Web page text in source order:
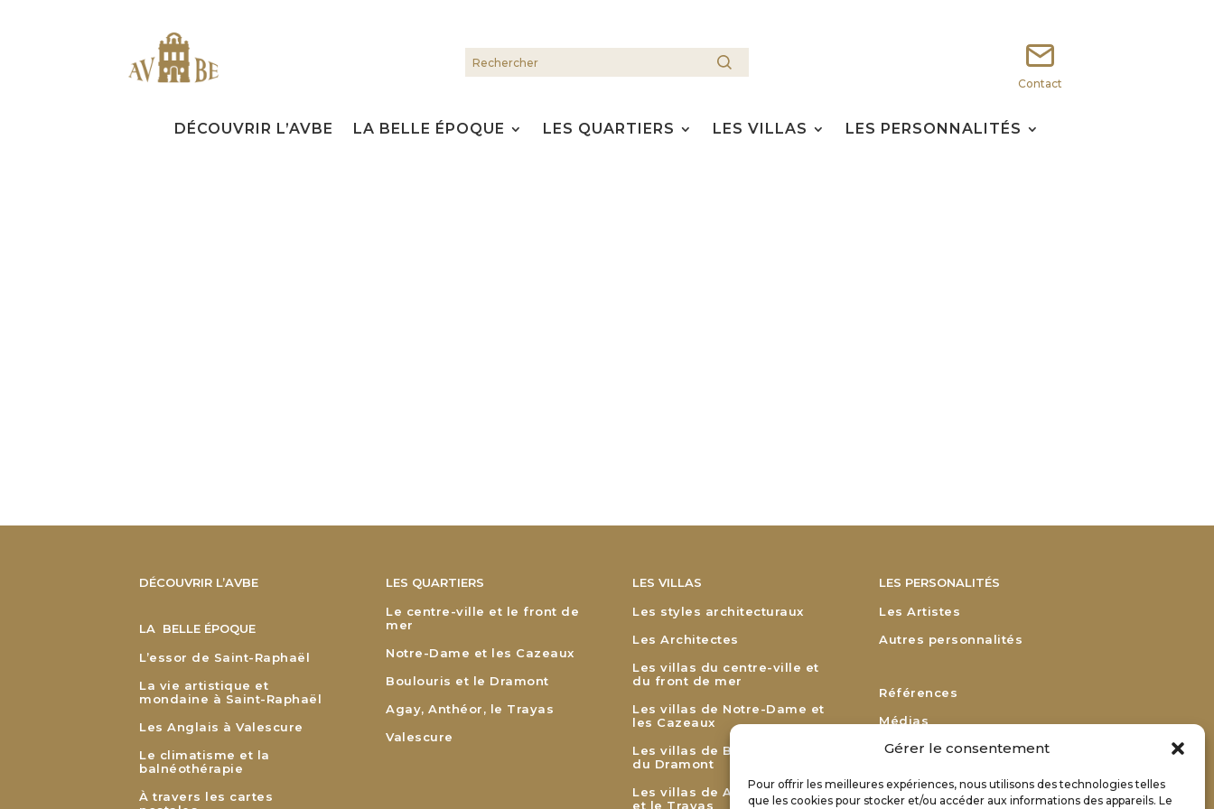
Gérer le consentement
Pour offrir les meilleures expériences, nous utilisons des technologies telles
que les cookies pour stocker et/ou accéder aux informations des appareils. Le
Contact
DÉCOUVRIR L’AVBE LA BELLE ÉPOQUE LES QUARTIERS LES VILLAS LES PERSONNALITÉS
DÉCOUVRIR L’AVBE
LA BELLE ÉPOQUE
L’essor de Saint-Raphaël
La vie artistique et
mondaine à Saint-Raphaël
Les Anglais à Valescure
Le climatisme et la
balnéothérapie
À travers les cartes
LES QUARTIERS
Le centre-ville et le front de
mer
Notre-Dame et les Cazeaux
Boulouris et le Dramont
Agay, Anthéor, le Trayas
Valescure
LES VILLAS
Les styles architecturaux
Les Architectes
Les villas du centre-ville et
du front de mer
Les villas de Notre-Dame et
les Cazeaux
Les villas de Boulouris et
du Dramont
Les villas de Agay, Anthéor
et le Trayas
LES PERSONALITÉS
Les Artistes
Autres personnalités
Références
Médias
Remerciements
Bulletin d’adhésion
Bulletin de renouvellement